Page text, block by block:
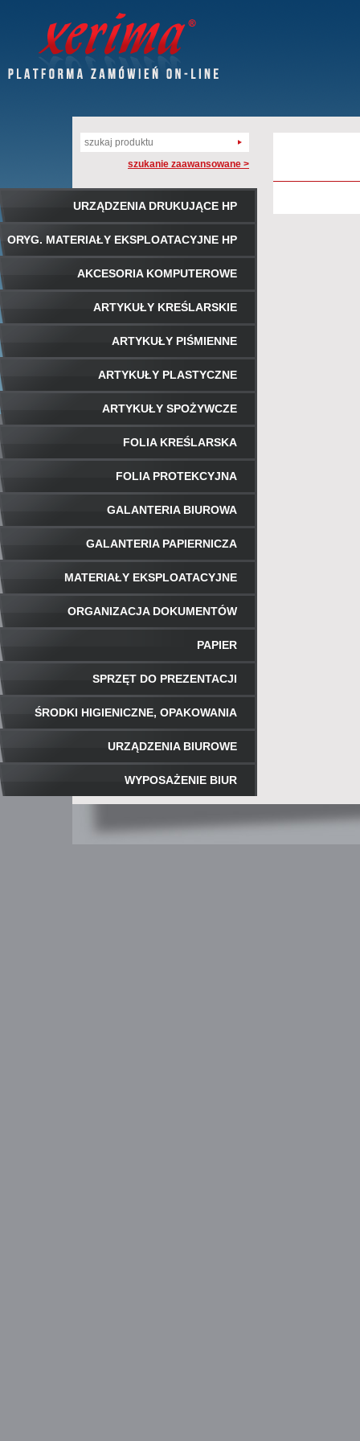
szukanie zaawansowane >
URZĄDZENIA DRUKUJĄCE HP
ORYG. MATERIAŁY EKSPLOATACYJNE HP
AKCESORIA KOMPUTEROWE
ARTYKUŁY KREŚLARSKIE
ARTYKUŁY PIŚMIENNE
ARTYKUŁY PLASTYCZNE
ARTYKUŁY SPOŻYWCZE
FOLIA KREŚLARSKA
FOLIA PROTEKCYJNA
GALANTERIA BIUROWA
GALANTERIA PAPIERNICZA
MATERIAŁY EKSPLOATACYJNE
ORGANIZACJA DOKUMENTÓW
PAPIER
SPRZĘT DO PREZENTACJI
ŚRODKI HIGIENICZNE, OPAKOWANIA
URZĄDZENIA BIUROWE
WYPOSAŻENIE BIUR